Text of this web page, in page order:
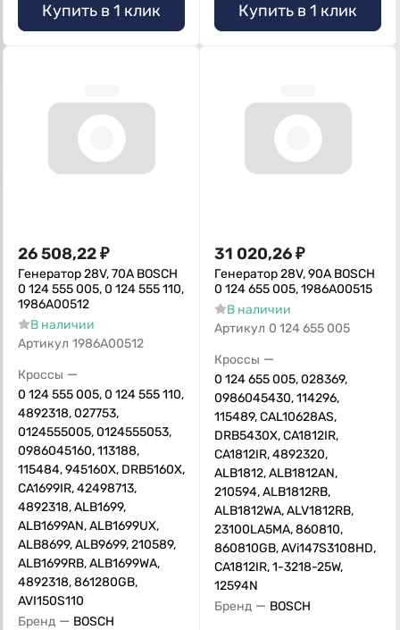
Купить в 1 клик Купить в 1 клик
26 508,22₽
Генератор 28V, 70А BOSCH
0 124 555 005, 0 124 555 110,
1986А00512
В наличии
Артикул 1986A00512
Кроссы —
0 124 555 005, 0 124 555 110,
4892318, 027753,
0124555005, 0124555053,
0986045160, 113188,
115484, 945160X, DRB5160X,
CA1699IR, 42498713,
4892318, ALB1699,
ALB1699AN, ALB1699UX,
ALB8699, ALB9699, 210589,
ALB1699RB, ALB1699WA,
4892318, 861280GB,
AVI150S110
Бренд — BOSCH
31 020,26₽
Генератор 28V, 90А BOSCH
0 124 655 005, 1986А00515
В наличии
Артикул 0 124 655 005
Кроссы —
0 124 655 005, 028369,
0986045430, 114296,
115489, CAL10628AS,
DRB5430X, CA1812IR,
CA1812IR, 4892320,
ALB1812, ALB1812AN,
210594, ALB1812RB,
ALB1812WA, ALV1812RB,
23100LA5MA, 860810,
860810GB, AVi147S3108HD,
CA1812IR, 1-3218-25W,
12594N
Бренд — BOSCH